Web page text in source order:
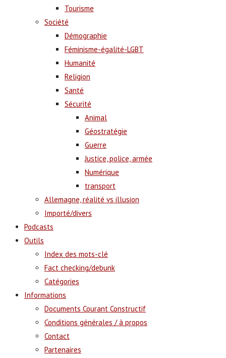
Tourisme
Société
Démographie
Féminisme-égalité-LGBT
Humanité
Religion
Santé
Sécurité
Animal
Géostratégie
Guerre
Justice, police, armée
Numérique
transport
Allemagne, réalité vs illusion
Importé/divers
Podcasts
Outils
Index des mots-clé
Fact checking/debunk
Catégories
Informations
Documents Courant Constructif
Conditions générales / à propos
Contact
Partenaires